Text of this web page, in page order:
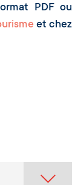
PDF ou
et chez